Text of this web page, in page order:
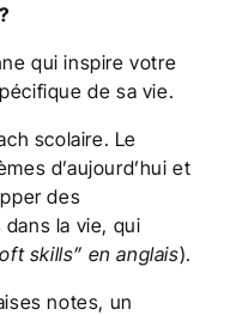
qui inspire votre
de sa vie.
scolaire. Le
d’aujourd’hui et
des
la vie, qui
skills” en anglais).
notes, un